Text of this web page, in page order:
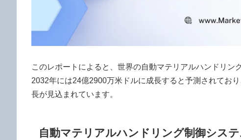
このレポートによると、世界の自動マテリアルハンドリ
2032年には24億2900万米ドルに成長すると予測されてお
長が見込まれています。
自動マテリアルハンドリング制御シス